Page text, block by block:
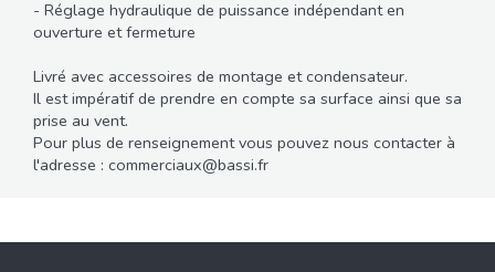
- Réglage hydraulique de puissance indépendant en
ouverture et fermeture
Livré avec accessoires de montage et condensateur.
Il est impératif de prendre en compte sa surface ainsi que sa
prise au vent.
Pour plus de renseignement vous pouvez nous contacter à
l'adresse : commerciaux@bassi.fr